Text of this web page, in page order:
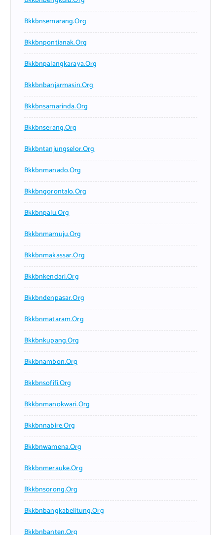
Bkkbnsemarang.org
Bkkbnpontianak.org
Bkkbnpalangkaraya.org
Bkkbnbanjarmasin.org
Bkkbnsamarinda.org
Bkkbnserang.org
Bkkbntanjungselor.org
Bkkbnmanado.org
Bkkbngorontalo.org
Bkkbnpalu.org
Bkkbnmamuju.org
Bkkbnmakassar.org
Bkkbnkendari.org
Bkkbndenpasar.org
Bkkbnmataram.org
Bkkbnkupang.org
Bkkbnambon.org
Bkkbnsofifi.org
Bkkbnmanokwari.org
Bkkbnnabire.org
Bkkbnwamena.org
Bkkbnmerauke.org
Bkkbnsorong.org
Bkkbnbangkabelitung.org
Bkkbnbanten.org